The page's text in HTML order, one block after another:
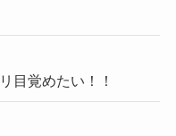
目覚めたい！！